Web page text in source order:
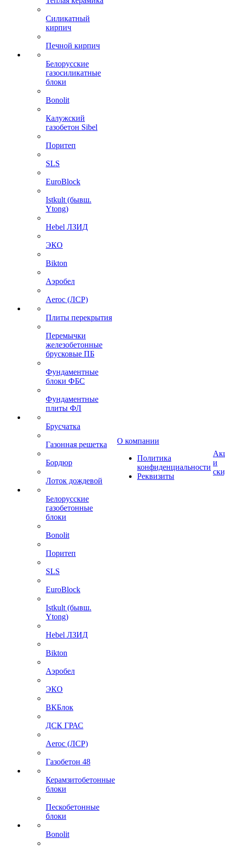
Силикатный
кирпич
Печной кирпич
Белорусские
газосиликатные
блоки
Bonolit
Калужский
газобетон Sibel
Поритеп
SLS
EuroBlock
Istkult (бывш.
Ytong)
Hebel ЛЗИД
ЭКО
Bikton
Аэробел
Aeroc (ЛСР)
Плиты перекрытия
Перемычки
железобетонные
брусковые ПБ
Фундаментные
блоки ФБС
Фундаментные
плиты ФЛ
Брусчатка
Газонная решетка
Бордюр
Лоток дождевой
Белорусские
газобетонные
блоки
Bonolit
Поритеп
SLS
EuroBlock
Istkult (бывш.
Ytong)
Hebel ЛЗИД
Bikton
Аэробел
ЭКО
ВКБлок
ДСК ГРАС
Aeroc (ЛСР)
Газобетон 48
Керамзитобетонные
блоки
Пескобетонные
блоки
Bonolit
О компании
Политика
конфиденциальности
Реквизиты
и